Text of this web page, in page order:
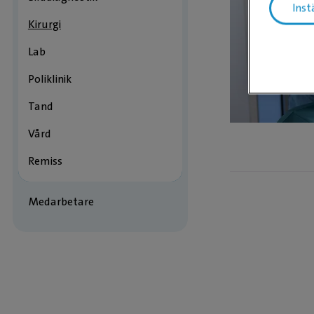
Kirurgi
Lab
Poliklinik
Tand
Vård
Remiss
Medarbetare